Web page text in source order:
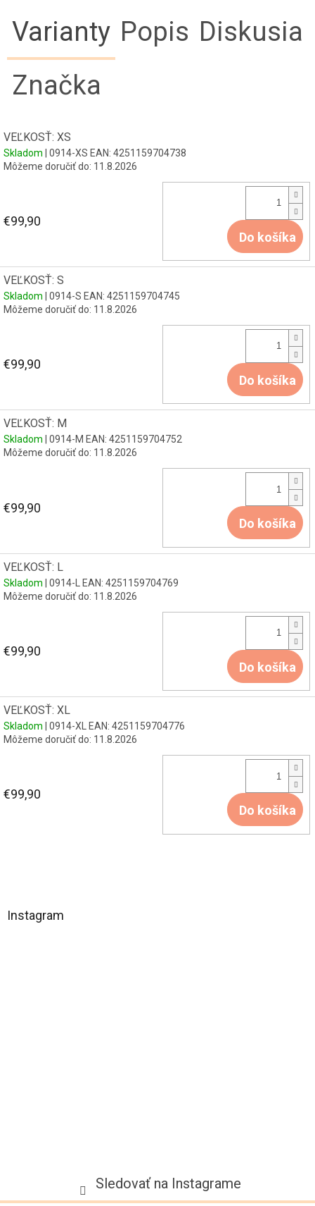
Varianty Popis Diskusia
Značka
VEĽKOSŤ: XS
Skladom | 0914-XS EAN: 4251159704738
Môžeme doručiť do: 11.8.2026
€99,90
Do košíka
VEĽKOSŤ: S
Skladom | 0914-S EAN: 4251159704745
Môžeme doručiť do: 11.8.2026
€99,90
Do košíka
VEĽKOSŤ: M
Skladom | 0914-M EAN: 4251159704752
Môžeme doručiť do: 11.8.2026
€99,90
Do košíka
VEĽKOSŤ: L
Skladom | 0914-L EAN: 4251159704769
Môžeme doručiť do: 11.8.2026
€99,90
Do košíka
VEĽKOSŤ: XL
Skladom | 0914-XL EAN: 4251159704776
Môžeme doručiť do: 11.8.2026
€99,90
Do košíka
á
Instagram
Sledovať na Instagrame